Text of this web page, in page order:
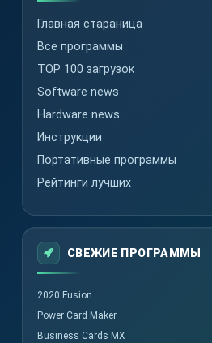
Главная стараница
Все программы
TOP 100 загрузок
Software news
Hardware news
Инструкции
Портативные программы
Рейтинги лучших
СВЕЖИЕ ПРОГРАММЫ
2020 Fusion
Power Card Maker
Business Cards MX